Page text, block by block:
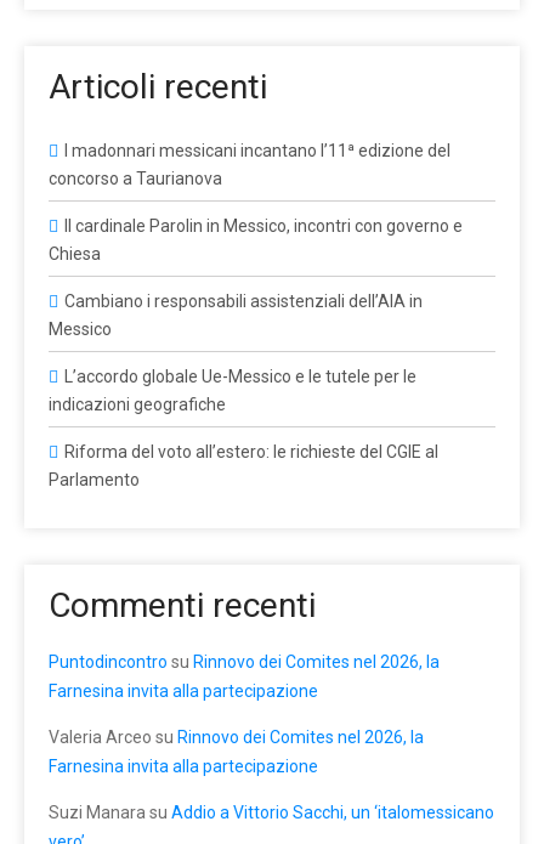
Articoli recenti
I madonnari messicani incantano l’11ª edizione del
concorso a Taurianova
Il cardinale Parolin in Messico, incontri con governo e
Chiesa
Cambiano i responsabili assistenziali dell’AIA in
Messico
L’accordo globale Ue-Messico e le tutele per le
indicazioni geografiche
Riforma del voto all’estero: le richieste del CGIE al
Parlamento
Commenti recenti
Puntodincontro su Rinnovo dei Comites nel 2026, la
Farnesina invita alla partecipazione
Valeria Arceo su Rinnovo dei Comites nel 2026, la
Farnesina invita alla partecipazione
Suzi Manara su Addio a Vittorio Sacchi, un ‘italomessicano